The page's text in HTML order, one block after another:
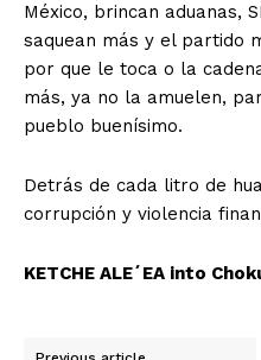
México, brincan aduanas,
saquean más y el partido
por que le toca o la
más, ya no la amuelen,
pueblo buenísimo.
Detrás de cada litro de
corrupción y violencia
KETCHE ALE´EA into